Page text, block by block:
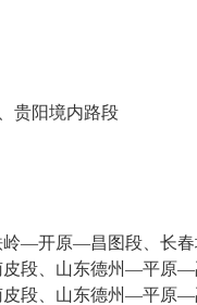
贵阳境内路段
—开原—昌图段、长春
段、山东德州—平原—
段、山东德州—平原—